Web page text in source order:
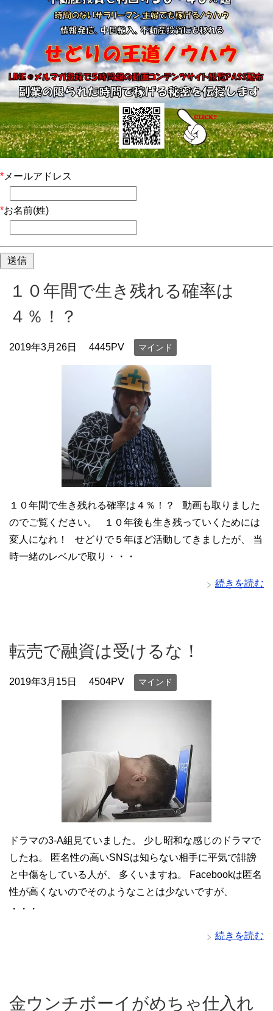
* メールアドレス
*お名前(姓)
１０年間で生き残れる確率は
４％！？
2019年3月26日 4445PV マインド
１０年間で生き残れる確率は４％！？ 動画も取りました
のでご覧ください。 １０年後も生き残っていくためには
変人になれ！ せどりで５年ほど活動してきましたが、 当
時一緒のレベルで取り・・・
続きを読む
転売で融資は受けるな！
2019年3月15日 4504PV マインド
ドラマの3-A組見ていました。 少し昭和な感じのドラマで
したね。 匿名性の高いSNSは知らない相手に平気で誹謗
と中傷をしている人が、 多くいますね。 Facebookは匿名
性が高くないのでそのようなことは少ないですが、
・・・
続きを読む
金ウンチボーイがめちゃ仕入れ